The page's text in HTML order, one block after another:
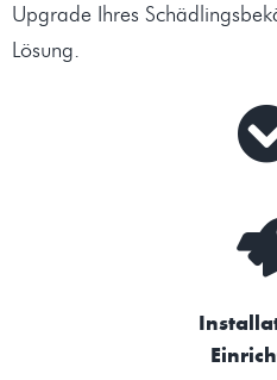
Upgrade Ihres
Lösung.